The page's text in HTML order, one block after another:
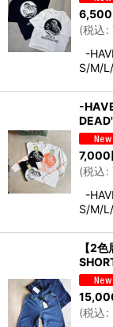
6,500
(税込:
-
S/M/
-
7,000
(税込:
-
S/M/
【2
(税込: